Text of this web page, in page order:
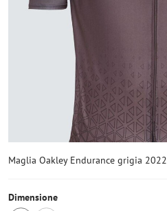
Maglia Oakley Endurance grigia 2022
Dimensione